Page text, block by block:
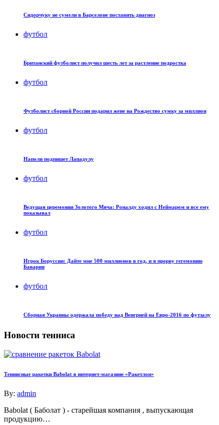
Сидорчуку не сумели в Барселоне поставить диагноз
футбол
Британский футболист получил шесть лет за растление подростка
футбол
Футболист сборной России подарил жене на Рождество сумку за миллион
футбол
Наполи подпишет Лападулу
футбол
Ведущая церемонии Золотого Мяча: Роналду ходил с Неймаром и все ему
показывал
футбол
Игрок Боруссии: Дайте мне 500 миллионов в год, и я прерву гегемонию
Баварии
футбол
Сборная Украины одержала победу над Венгрией на Евро-2016 по футзалу
Новости тенниса
Теннисные ракетки Babolat в интернет-магазине «Ракетлон»
By: admin
Babolat ( Баболат ) - старейшая компания , выпускающая
продукцию…